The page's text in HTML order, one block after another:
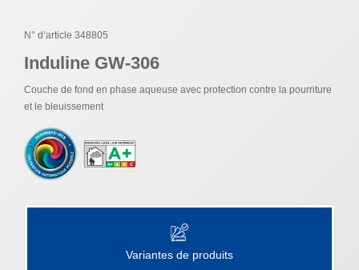
N° d’article 348805
Induline GW-306
Couche de fond en phase aqueuse avec protection contre la pourriture
et le bleuissement
Variantes de produits